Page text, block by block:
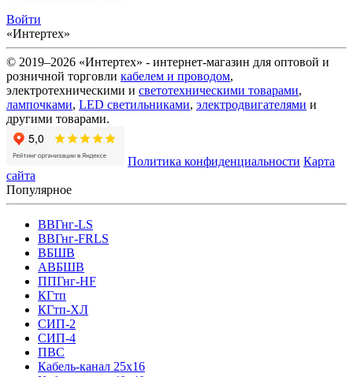
Войти
«Интертех»
© 2019–2026 «Интертех» - интернет-магазин для оптовой и
розничной торговли кабелем и проводом,
электротехническими и светотехническими товарами,
лампочками, LED светильниками, электродвигателями и
другими товарами.
Политика конфиденциальности Карта
сайта
Популярное
ВВГнг-LS
ВВГнг-FRLS
ВБШВ
АВБШВ
ППГнг-HF
КГтп
КГтп-ХЛ
СИП-2
СИП-4
ПВС
Кабель-канал 25х16